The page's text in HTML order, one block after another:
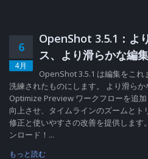
6
4月
OpenShot 3.5.1：よ
ス、より滑らかな編
OpenShot 3.5.1 は編集をこ
洗練されたものにします。 より滑ら
Optimize Preview ワークフローを追
向上させ、タイムラインのズームと
修正と使いやすさの改善を提供します
ンロード！...
もっと読む